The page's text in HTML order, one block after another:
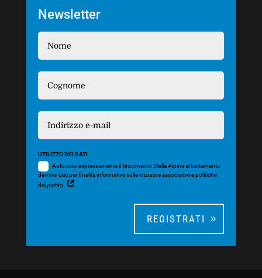
Newsletter
UTILIZZO DEI DATI
Autorizzo espressamente il Movimento Stella Alpina al trattamento
dei miei dati per finalità informative sulle iniziative associative e politiche
del partito.
REGISTRATI